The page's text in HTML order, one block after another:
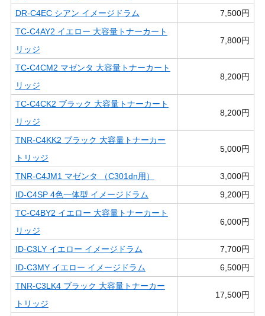
DR-C4EC シアン イメージドラム
7,500円
TC-C4AY2 イエロー 大容量トナーカート
リッジ
7,800円
TC-C4CM2 マゼンタ 大容量トナーカート
リッジ
8,200円
TC-C4CK2 ブラック 大容量トナーカート
リッジ
8,200円
TNR-C4KK2 ブラック 大容量トナーカー
トリッジ
5,000円
TNR-C4JM1 マゼンタ （C301dn用）
3,000円
ID-C4SP 4色一体型 イメージドラム
9,200円
TC-C4BY2 イエロー 大容量トナーカート
リッジ
6,000円
ID-C3LY イエロー イメージドラム
7,700円
ID-C3MY イエロー イメージドラム
6,500円
TNR-C3LK4 ブラック 大容量トナーカー
トリッジ
17,500円